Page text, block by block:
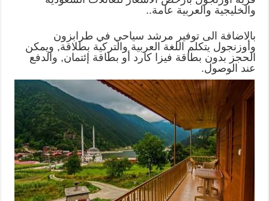
والخليجية والعربية عامة..
بالاضافة الى توفير مرشد سياحي في طرابزون
وأوزنجول يتكلم اللغة العربية والتركية بطلاقة, ويمكن
الحجز بدون بطاقة فيزا كارد أو بطاقة إئتمان, والدفع
عند الوصول.